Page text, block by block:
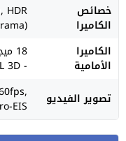
خصائص
الكاميرا
HDR
الكاميرا
الأمامية
18 ميجابكسل f/1.9، تركيز تلقائي، مثبت بصري.
- SL 3D لتقنية التعرف على الوجه.
تصوير الفيديو
EIS